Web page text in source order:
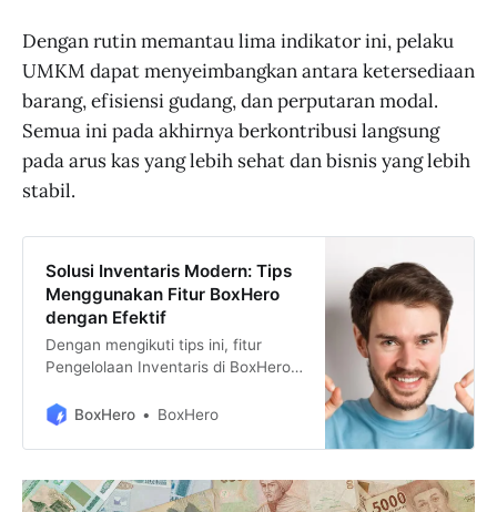
Dengan rutin memantau lima indikator ini, pelaku
UMKM dapat menyeimbangkan antara ketersediaan
barang, efisiensi gudang, dan perputaran modal.
Semua ini pada akhirnya berkontribusi langsung
pada arus kas yang lebih sehat dan bisnis yang lebih
stabil.
Solusi Inventaris Modern: Tips
Menggunakan Fitur BoxHero
dengan Efektif
Dengan mengikuti tips ini, fitur
Pengelolaan Inventaris di BoxHero
akurasi data, meningkatkan
memastikan semua transaksi
tercatat dengan baik. Manajemen
inventaris yang terorganisir adalah
BoxHero BoxHero